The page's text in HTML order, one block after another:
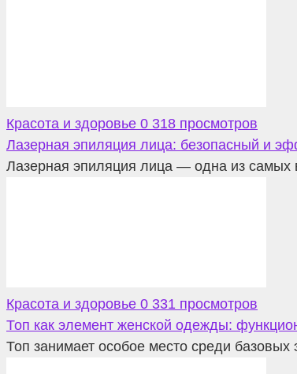
Красота и здоровье 0 318 просмотров
Лазерная эпиляция лица: безопасный и
Лазерная эпиляция лица — одна из самых
Красота и здоровье 0 331 просмотров
Топ как элемент женской одежды:
Топ занимает особое место среди